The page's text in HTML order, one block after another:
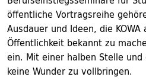
öffentliche Vortragsreihe
Ausdauer und Ideen, die
Öffentlichkeit bekannt zu
ein. Mit einer halben Stelle
keine Wunder zu vollbringen.